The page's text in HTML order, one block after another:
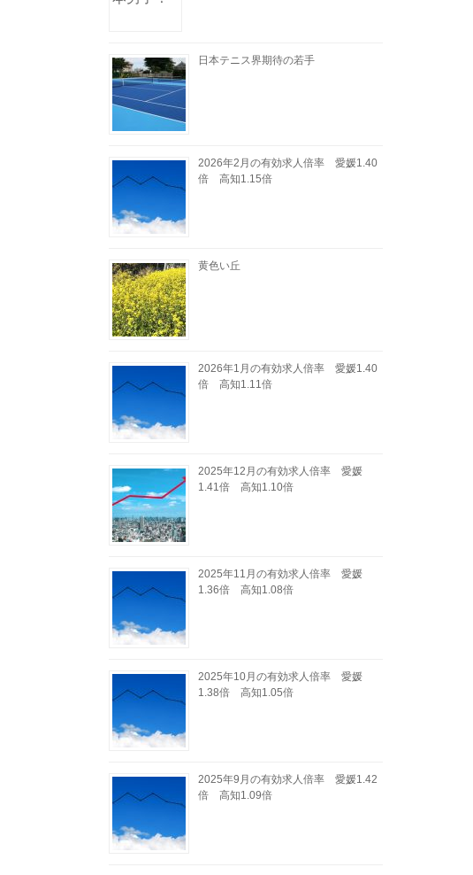
日本テニス界期待の若手
2026年2月の有効求人倍率 愛媛1.40
倍 高知1.15倍
黄色い丘
2026年1月の有効求人倍率 愛媛1.40
倍 高知1.11倍
2025年12月の有効求人倍率 愛媛
1.41倍 高知1.10倍
2025年11月の有効求人倍率 愛媛
1.36倍 高知1.08倍
2025年10月の有効求人倍率 愛媛
1.38倍 高知1.05倍
2025年9月の有効求人倍率 愛媛1.42
倍 高知1.09倍